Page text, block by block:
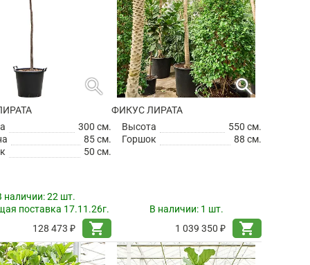
search
300 см.
85 см.
50 см.
наличии:22 шт.
поставка 17.11.26г.
128 473 ₽
shopping_cart
search
ФИКУС ЛИРАТА
Высота
550 см.
Горшок
88 см.
В наличии: 1 шт.
1 039 350 ₽
shopping_cart